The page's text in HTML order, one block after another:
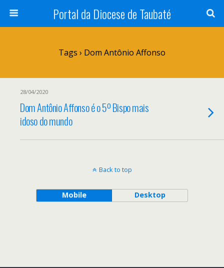
Portal da Diocese de Taubaté
Tags › Dom Antônio Affonso
28/04/2020
Dom Antônio Affonso é o 5º Bispo mais
idoso do mundo
Back to top
Mobile Desktop